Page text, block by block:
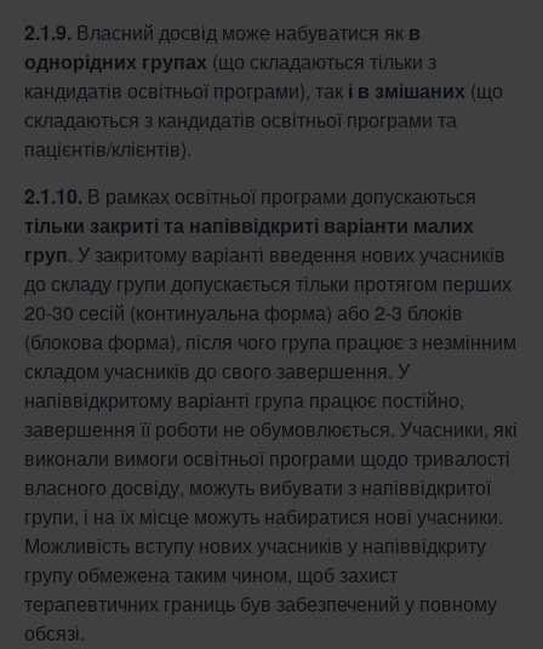
2.1.9. Власний досвід може набуватися як в
однорідних групах (що складаються тільки з
кандидатів освітньої програми), так і в змішаних (що
складаються з кандидатів освітньої програми та
пацієнтів/клієнтів).
2.1.10. В рамках освітньої програми допускаються
тільки закриті та напіввідкриті варіанти малих
груп. У закритому варіанті введення нових учасників
до складу групи допускається тільки протягом перших
20-30 сесій (континуальна форма) або 2-3 блоків
(блокова форма), після чого група працює з незмінним
складом учасників до свого завершення. У
напіввідкритому варіанті група працює постійно,
завершення її роботи не обумовлюється. Учасники, які
виконали вимоги освітньої програми щодо тривалості
власного досвіду, можуть вибувати з напіввідкритої
групи, і на їх місце можуть набиратися нові учасники.
Можливість вступу нових учасників у напіввідкриту
групу обмежена таким чином, щоб захист
терапевтичних границь був забезпечений у повному
обсязі.